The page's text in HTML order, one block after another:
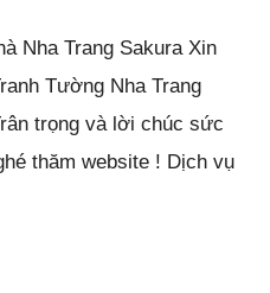
Nha Trang Sakura Xin
Tường Nha Trang
trọng và lời chúc sức
thăm website ! Dịch vụ